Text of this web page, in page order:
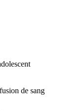
de sang